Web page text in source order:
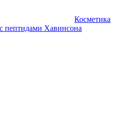
Косметика
пептидами Хавинсона